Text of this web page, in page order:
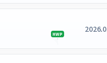
HWP